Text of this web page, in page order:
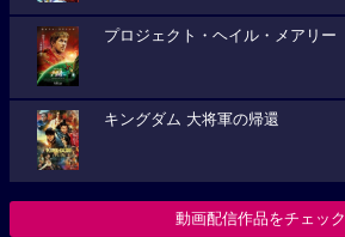
プロジェクト・ヘイル・メアリー
キングダム 大将軍の帰還
動画配信作品をチェック